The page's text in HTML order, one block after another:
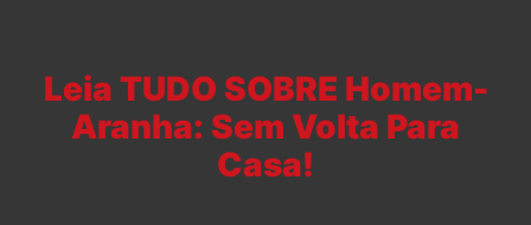
Leia TUDO SOBRE Homem-
Aranha: Sem Volta Para
Casa!